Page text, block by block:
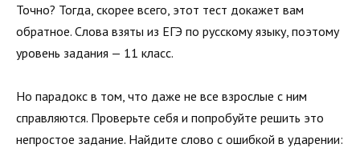
Точно? Тогда, скорее всего, этот тест докажет вам
обратное. Слова взяты из ЕГЭ по русскому языку, поэтому
уровень задания — 11 класс.
Но парадокс в том, что даже не все взрослые с ним
справляются. Проверьте себя и попробуйте решить это
непростое задание. Найдите слово с ошибкой в ударении: